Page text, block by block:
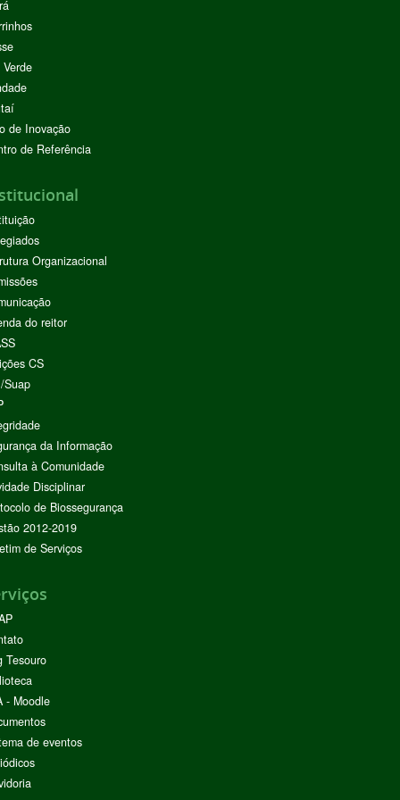
de Inovação
de Referência
Organizacional
do reitor
CS
Suap
da Informação
à Comunidade
Disciplinar
de Biossegurança
2012-2019
de Serviços
Tesouro
- Moodle
de eventos